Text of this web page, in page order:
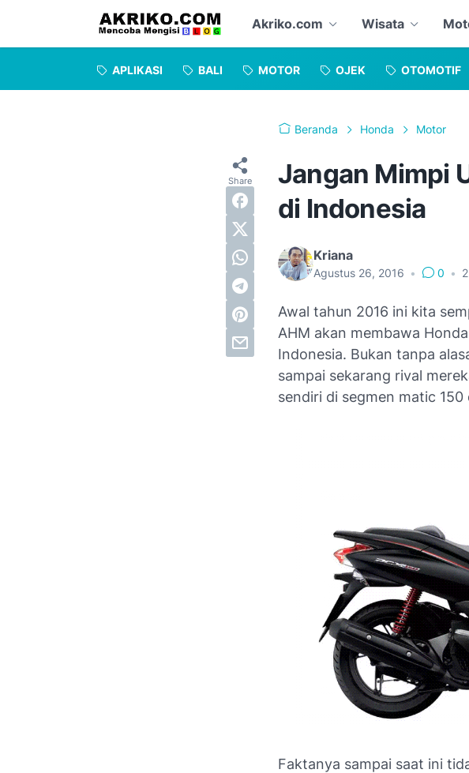
Akriko.com Wisata
APLIKASI BALI MOTOR OJEK OTOMOTIF
Beranda Honda Motor
Jangan Mimpi
di Indonesia
Kriana
Agustus 26, 2016 • 0 • 2
Awal tahun 2016 ini kita
AHM akan membawa
Indonesia. Bukan tanpa
sampai sekarang rival
sendiri di segmen matic
Faktanya sampai saat ini